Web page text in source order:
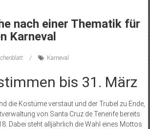
nach einer Thematik für
Karneval
Karneval
bis 31. März
die Kostüme verstaut und der Trubel zu Ende,
von Santa Cruz de Tenerife bereits
Dabei steht alljährlich die Wahl eines Mottos